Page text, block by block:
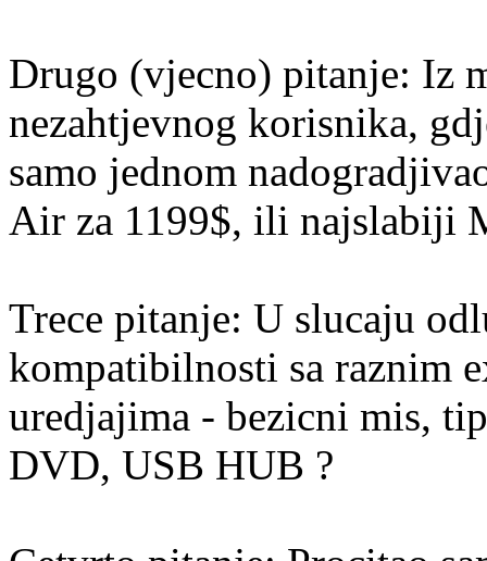
Drugo (vjecno) pitanje: Iz
nezahtjevnog korisnika,
samo jednom
Air za 1199$, ili najslabiji
Trece pitanje: U slucaju
kompatibilnosti sa raznim
uredjajima - bezicni mis,
DVD, USB HUB ?